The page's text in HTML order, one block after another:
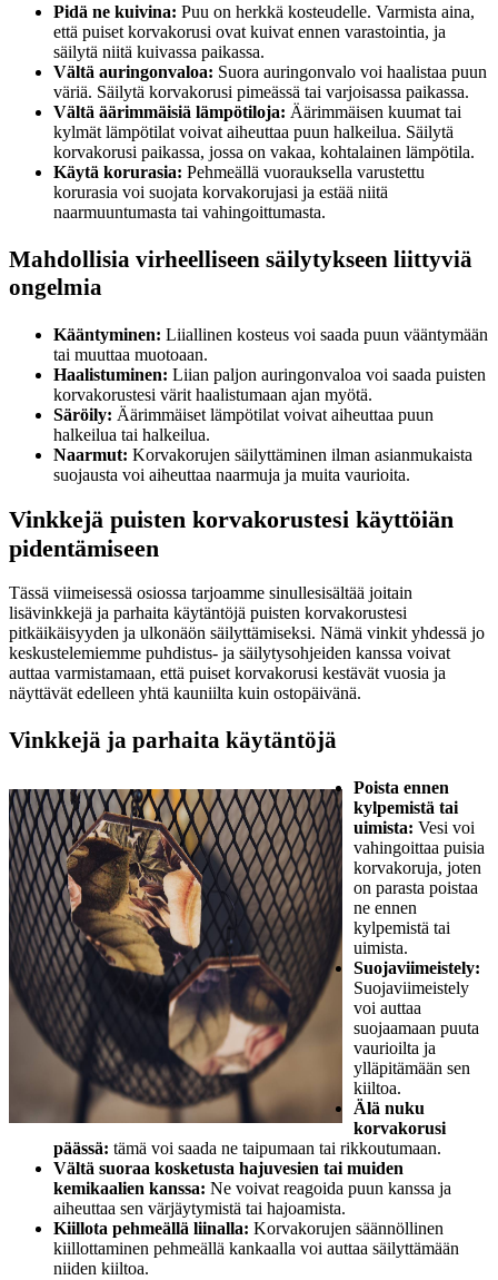
Pidä ne kuivina: Puu on herkkä kosteudelle. Varmista aina,
että puiset korvakorusi ovat kuivat ennen varastointia, ja
säilytä niitä kuivassa paikassa.
Vältä auringonvaloa: Suora auringonvalo voi haalistaa puun
väriä. Säilytä korvakorusi pimeässä tai varjoisassa paikassa.
Vältä äärimmäisiä lämpötiloja: Äärimmäisen kuumat tai
kylmät lämpötilat voivat aiheuttaa puun halkeilua. Säilytä
korvakorusi paikassa, jossa on vakaa, kohtalainen lämpötila.
Käytä korurasia: Pehmeällä vuorauksella varustettu
korurasia voi suojata korvakorujasi ja estää niitä
naarmuuntumasta tai vahingoittumasta.
Mahdollisia virheelliseen säilytykseen liittyviä
ongelmia
Kääntyminen: Liiallinen kosteus voi saada puun vääntymään
tai muuttaa muotoaan.
Haalistuminen: Liian paljon auringonvaloa voi saada puisten
korvakorustesi värit haalistumaan ajan myötä.
Säröily: Äärimmäiset lämpötilat voivat aiheuttaa puun
halkeilua tai halkeilua.
Naarmut: Korvakorujen säilyttäminen ilman asianmukaista
suojausta voi aiheuttaa naarmuja ja muita vaurioita.
Vinkkejä puisten korvakorustesi käyttöiän
pidentämiseen
Tässä viimeisessä osiossa tarjoamme sinullesisältää joitain
lisävinkkejä ja parhaita käytäntöjä puisten korvakorustesi
pitkäikäisyyden ja ulkonäön säilyttämiseksi. Nämä vinkit yhdessä jo
keskustelemiemme puhdistus- ja säilytysohjeiden kanssa voivat
auttaa varmistamaan, että puiset korvakorusi kestävät vuosia ja
näyttävät edelleen yhtä kauniilta kuin ostopäivänä.
Vinkkejä ja parhaita käytäntöjä
Poista ennen
kylpemistä tai
uimista: Vesi voi
vahingoittaa puisia
korvakoruja, joten
on parasta poistaa
ne ennen
kylpemistä tai
uimista.
Suojaviimeistely:
Suojaviimeistely
voi auttaa
suojaamaan puuta
vaurioilta ja
ylläpitämään sen
kiiltoa.
Älä nuku
korvakorusi
päässä: tämä voi saada ne taipumaan tai rikkoutumaan.
Vältä suoraa kosketusta hajuvesien tai muiden
kemikaalien kanssa: Ne voivat reagoida puun kanssa ja
aiheuttaa sen värjäytymistä tai hajoamista.
Kiillota pehmeällä liinalla: Korvakorujen säännöllinen
kiillottaminen pehmeällä kankaalla voi auttaa säilyttämään
niiden kiiltoa.